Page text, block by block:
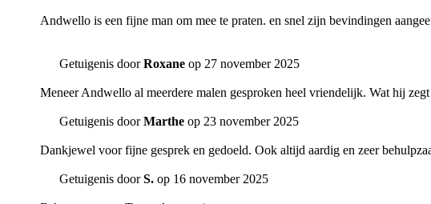
Andwello is een fijne man om mee te praten. en snel zijn bevindingen
Getuigenis doorRoxane op 27 november 2025
Meneer Andwello al meerdere malen gesproken heel vriendelijk. Wat hij
Getuigenis doorMarthe op 23 november 2025
Dankjewel voor fijne gesprek en gedoeld. Ook altijd aardig en zeer
Getuigenis doorS. op 16 november 2025